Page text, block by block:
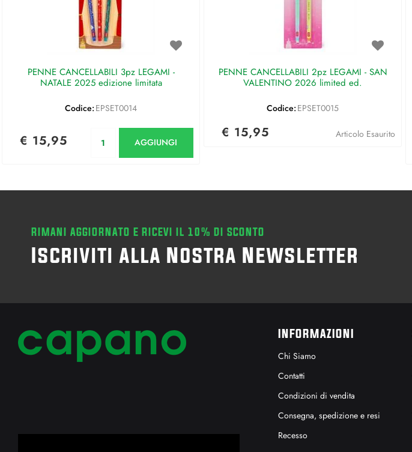
PENNE CANCELLABILI 3pz LEGAMI -
NATALE 2025 edizione limitata
Codice: EPSET0014
€ 15,95 AGGIUNGI
PENNE CANCELLABILI 2pz LEGAMI - SAN
VALENTINO 2026 limited ed.
Codice: EPSET0015
€ 15,95 Articolo Esaurito
RIMANI AGGIORNATO E RICEVI IL 10% DI SCONTO
Iscriviti alla Nostra Newsletter
INFORMAZIONI
Chi Siamo
Contatti
Condizioni di vendita
Consegna, spedizione e resi
Recesso